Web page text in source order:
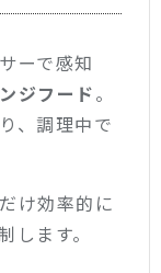
ーで感知
ジフード。
、調理中で
け効率的に
ます。